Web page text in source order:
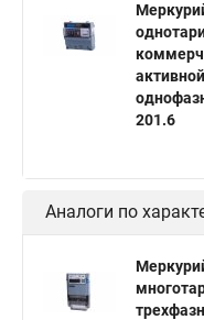
201.6
Аналоги по